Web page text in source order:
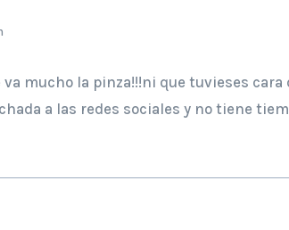
va mucho la pinza!!!ni que tuvieses
a las redes sociales y no tiene